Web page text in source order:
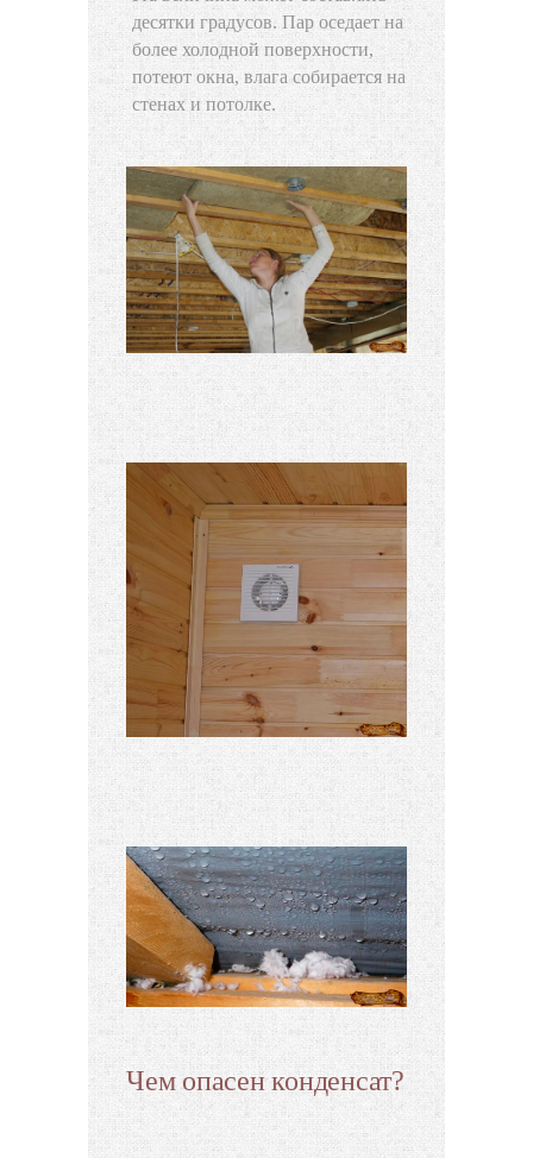
десятки градусов. Пар оседает на
более холодной поверхности,
потеют окна, влага собирается на
стенах и потолке.
Чем опасен конденсат?